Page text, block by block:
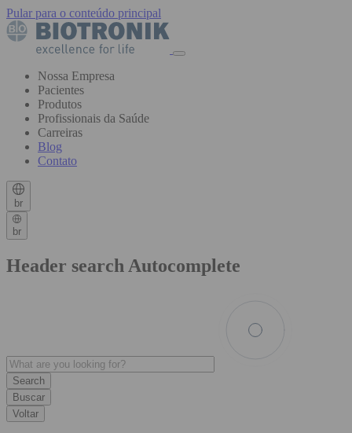
Pular para o conteúdo principal
Nossa Empresa
Pacientes
Produtos
Profissionais da Saúde
Carreiras
Blog
Contato
br
br
Header search Autocomplete
Buscar
Voltar